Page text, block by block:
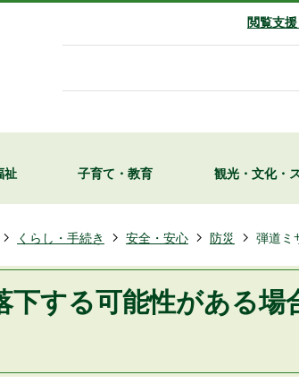
閲覧支
祉 子育て・教育 観光・文化・
くらし・手続き 安全・安心 防災 弾道ミ
下する可能性がある場